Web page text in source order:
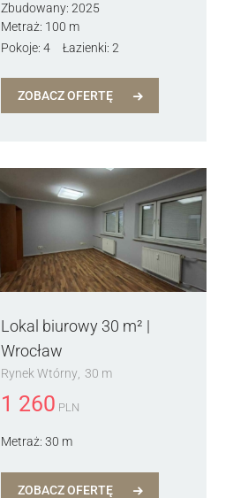
Zbudowany: 2025
Metraż: 100 m
Pokoje: 4 Łazienki: 2
ZOBACZ OFERTĘ
Lokal biurowy 30 m² |
Wrocław
Rynek Wtórny 30 m
1 260 PLN
Metraż: 30 m
ZOBACZ OFERTĘ